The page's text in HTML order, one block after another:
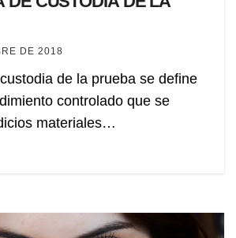
DE 2018
de la prueba se define
controlado que se
materiales…